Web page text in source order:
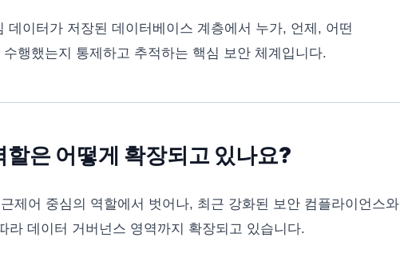
데이터가 저장된 데이터베이스 계층에서 누가, 언제, 어떤
행했는지 통제하고 추적하는 핵심 보안 체계입니다.
할은 어떻게 확장되고 있나요?
제어 중심의 역할에서 벗어나, 최근 강화된 보안 컴플라이언스와
라 데이터 거버넌스 영역까지 확장되고 있습니다.